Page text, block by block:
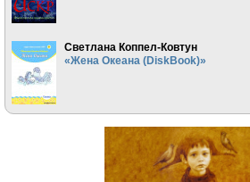
Светлана Коппел-Ковтун
«Жена Океана (DiskBook)»